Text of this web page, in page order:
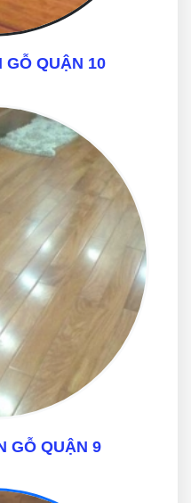
GỖ QUẬN 10
GỖ QUẬN 9